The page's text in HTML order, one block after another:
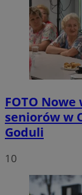
FOTO Nowe
seniorów w
Goduli
10